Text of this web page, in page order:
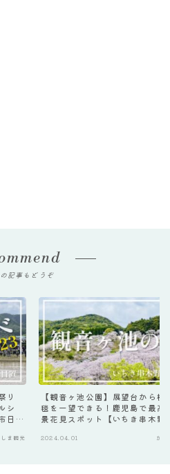
記事もどうぞ
り
シ
日
ま観光
【観音ヶ池公園】展望台から桜
毯を一望できる！鹿児島で最高
景花見スポット【いちき串木野
2024.04.01 か